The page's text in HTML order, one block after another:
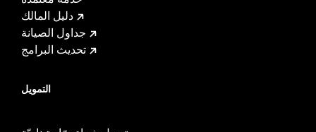
دليل المالك
جداول الصيانة
تحديث البرامج
التمويل